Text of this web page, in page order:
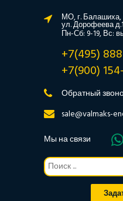
МО, г.
ул. Дорофеева
Пн-Сб: 9-19, Вс:
+7(495)
+7(900)
Обратный
sale@valmaks-
Мы на связи